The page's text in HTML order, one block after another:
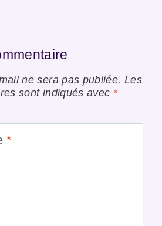
ne sera pas publiée. Les
sont indiqués avec *
*